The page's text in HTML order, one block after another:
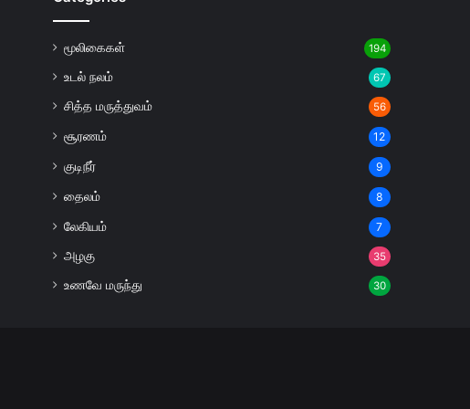
மூலிகைகள் 194
உடல் நலம் 67
சித்த மருத்துவம் 56
சூரணம் 12
குடிநீர் 9
தைலம் 8
லேகியம் 7
அழகு 35
உணவே மருந்து 30